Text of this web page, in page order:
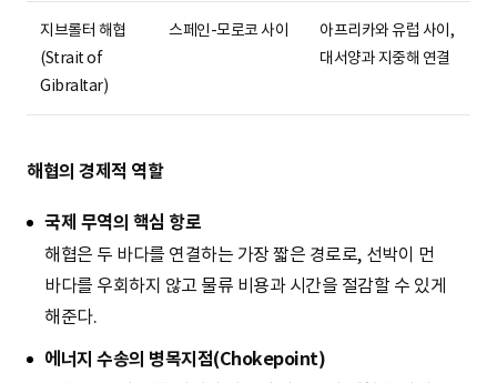
지브롤터 해협
(Strait of
Gibraltar)
스페인-모로코 사이
아프리카와 유럽 사이,
대서양과 지중해 연결
해협의 경제적 역할
국제 무역의 핵심 항로
해협은 두 바다를 연결하는 가장 짧은 경로로, 선박이 먼
바다를 우회하지 않고 물류 비용과 시간을 절감할 수 있게
해준다.
에너지 수송의 병목지점(Chokepoint)